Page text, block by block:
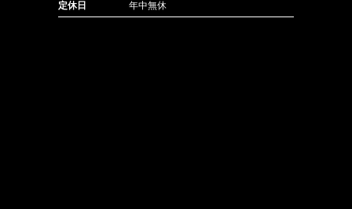
定休日 年中無休